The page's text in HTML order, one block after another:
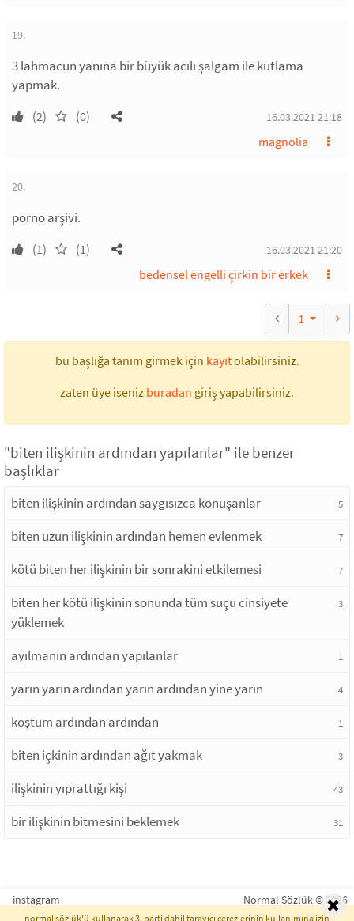
19.
3 lahmacun yanına bir büyük acılı şalgam ile kutlama
yapmak.
(2) (0) 16.03.2021 21:18
magnolia
20.
porno arşivi.
(1) (1) 16.03.2021 21:20
bedensel engelli çirkin bir erkek
1
bu başlığa tanım girmek için kayıtolabilirsiniz.
zaten üye iseniz buradan giriş yapabilirsiniz.
"biten ilişkinin ardından yapılanlar" ile benzer
başlıklar
biten ilişkinin ardından saygısızca konuşanlar 5
biten uzun ilişkinin ardından hemen evlenmek 7
kötü biten her ilişkinin bir sonrakini etkilemesi 7
biten her kötü ilişkinin sonunda tüm suçu cinsiyete
yüklemek
3
ayılmanın ardından yapılanlar 1
yarın yarın ardından yarın ardından yine yarın 4
koştum ardından ardından 1
biten içkinin ardından ağıt yakmak 3
ilişkinin yıprattığı kişi 43
bir ilişkinin bitmesini beklemek 31
instagram Normal Sözlük © 2026
normal sözlük'ü kullanarak 3. parti dahil tarayıcı çerezlerinin kullanımına izin